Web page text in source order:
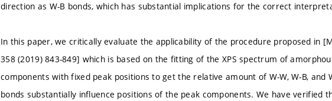
direction as W-B bonds, which has substantial implications for the correct
In this paper, we critically evaluate the applicability of the procedure proposed in
358 (2019) 843-849] which is based on the fitting of the XPS spectrum of
components with fixed peak positions to get the relative amount of W-W, W-B, and
bonds substantially influence positions of the peak components. We have verified